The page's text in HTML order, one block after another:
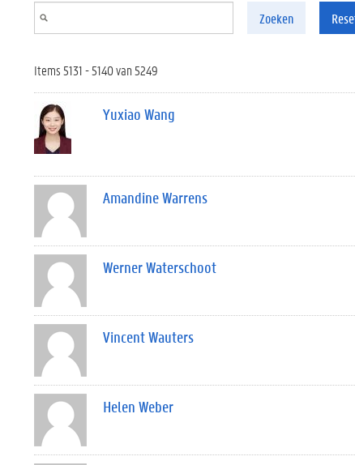
Zoeken
Items 5131 - 5140 van 5249
Yuxiao Wang
Amandine Warrens
Werner Waterschoot
Vincent Wauters
Helen Weber